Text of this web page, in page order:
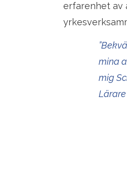
erfarenhet av
mina
mig
Lärare